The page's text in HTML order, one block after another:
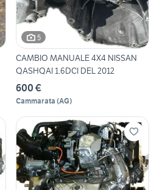
5
CAMBIO MANUALE 4X4 NISSAN
QASHQAI 1.6DCI DEL 2012
600 €
Cammarata (AG)